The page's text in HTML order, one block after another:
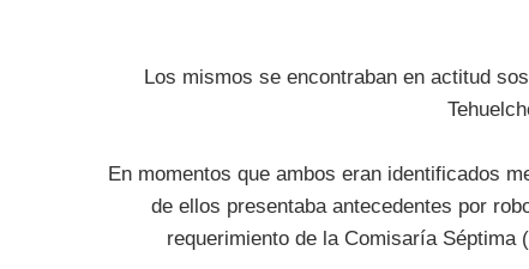
Los mismos se encontraban en actitud
En momentos que ambos eran identificados
de ellos presentaba antecedentes por
requerimiento de la Comisaría Séptima